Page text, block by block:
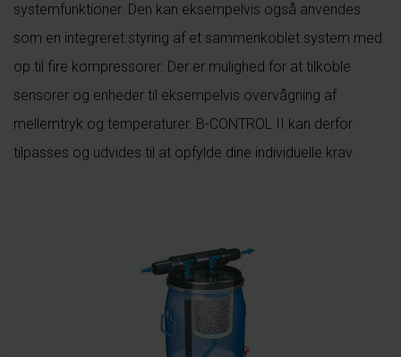
systemfunktioner. Den kan eksempelvis også anvendes
som en integreret styring af et sammenkoblet system med
op til fire kompressorer. Der er mulighed for at tilkoble
sensorer og enheder til eksempelvis overvågning af
mellemtryk og temperaturer. B-CONTROL II kan derfor
tilpasses og udvides til at opfylde dine individuelle krav.